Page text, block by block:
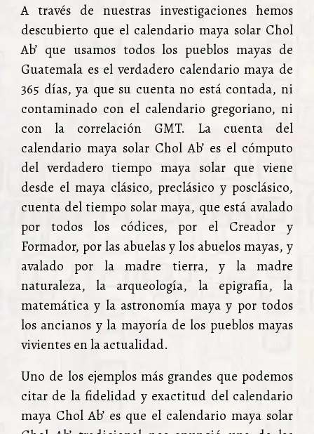
A través de nuestras investigaciones hemos
descubierto que el calendario maya solar Chol
Ab’ que usamos todos los pueblos mayas de
Guatemala es el verdadero calendario maya de
365 días, ya que su cuenta no está contada, ni
contaminado con el calendario gregoriano, ni
con la correlación GMT. La cuenta del
calendario maya solar Chol Ab’ es el cómputo
del verdadero tiempo maya solar que viene
desde el maya clásico, preclásico y posclásico,
cuenta del tiempo solar maya, que está avalado
por todos los códices, por el Creador y
Formador, por las abuelas y los abuelos mayas, y
avalado por la madre tierra, y la madre
naturaleza, la arqueología, la epigrafía, la
matemática y la astronomía maya y por todos
los ancianos y la mayoría de los pueblos mayas
vivientes en la actualidad.
Uno de los ejemplos más grandes que podemos
citar de la fidelidad y exactitud del calendario
maya Chol Ab’ es que el calendario maya solar